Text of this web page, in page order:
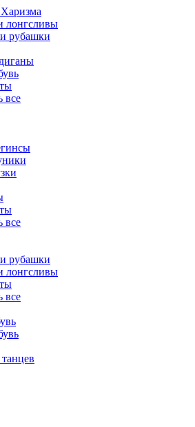
лонгсливы
рубашки
все
все
рубашки
лонгсливы
все